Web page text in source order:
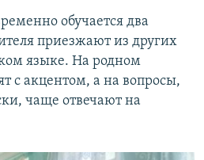
обучается два
приезжают из других
языке. На родном
с акцентом, а на вопросы,
чаще отвечают на